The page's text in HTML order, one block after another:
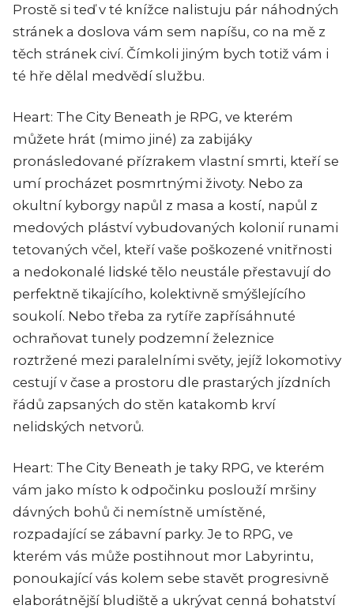
Prostě si teď v té knížce nalistuju pár náhodných
stránek a doslova vám sem napíšu, co na mě z
těch stránek civí. Čímkoli jiným bych totiž vám i
té hře dělal medvědí službu.
Heart: The City Beneath je RPG, ve kterém
můžete hrát (mimo jiné) za zabijáky
pronásledované přízrakem vlastní smrti, kteří se
umí procházet posmrtnými životy. Nebo za
okultní kyborgy napůl z masa a kostí, napůl z
medových pláství vybudovaných kolonií runami
tetovaných včel, kteří vaše poškozené vnitřnosti
a nedokonalé lidské tělo neustále přestavují do
perfektně tikajícího, kolektivně smýšlejícího
soukolí. Nebo třeba za rytíře zapřísáhnuté
ochraňovat tunely podzemní železnice
roztržené mezi paralelními světy, jejíž lokomotivy
cestují v čase a prostoru dle prastarých jízdních
řádů zapsaných do stěn katakomb krví
nelidských netvorů.
Heart: The City Beneath je taky RPG, ve kterém
vám jako místo k odpočinku poslouží mršiny
dávných bohů či nemístně umístěné,
rozpadající se zábavní parky. Je to RPG, ve
kterém vás může postihnout mor Labyrintu,
ponoukající vás kolem sebe stavět progresivně
elaborátnější bludiště a ukrývat cenná bohatství